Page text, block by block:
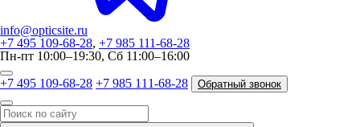
info@opticsite.ru
+7 495 109-68-28, +7 985 111-68-28
Пн-пт 10:00–19:30, Сб 11:00–16:00
+7 495 109-68-28 +7 985 111-68-28 Обратный звонок